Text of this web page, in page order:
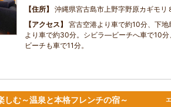
住所
沖縄県宮古島市上野字野原カギモリ
アクセス
宮古空港より車で約10分、下地
より車で約30分。シビラ―ビーチへ車で10分
ビーチも車で11分。
む～温泉と本格フレンチの宿～